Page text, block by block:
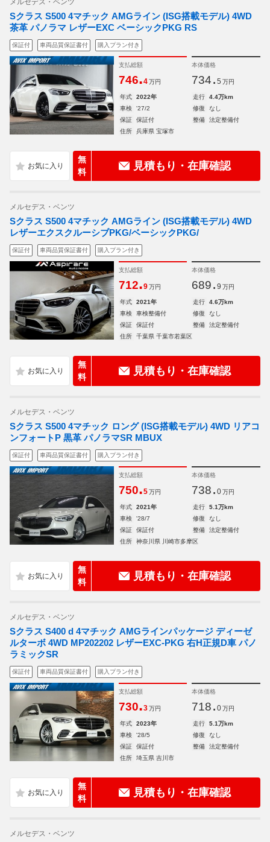
メルセデス・ベンツ
Sクラス S500 4マチック AMGライン (ISG搭載モデル) 4WD
茶革 パノラマ レザーEXC ベーシックPKG RS
保証付 車両品質保証書付 購入プラン付き
支払総額
746.4 万円
本体価格
734. 5 万円
年式 2022年 走行
4.4万km
車検
'27/2 修復
なし
保証
保証付 整備
法定整備付
住所
兵庫県 宝塚市
無
料
見積もり・在庫確認
メルセデス・ベンツ
Sクラス S500 4マチック AMGライン (ISG搭載モデル) 4WD
レザーエクスクルーシブPKG/ベーシックPKG/
保証付 車両品質保証書付 購入プラン付き
支払総額
712.9 万円
本体価格
689. 9 万円
年式 2021年 走行
4.6万km
車検
車検整備付 修復
なし
保証
保証付 整備
法定整備付
住所
千葉県 千葉市若葉区
無
料
見積もり・在庫確認
メルセデス・ベンツ
Sクラス S500 4マチック ロング (ISG搭載モデル) 4WD リアコ
ンフォートP 黒革 パノラマSR MBUX
保証付 車両品質保証書付 購入プラン付き
支払総額
750.5 万円
本体価格
738. 0 万円
年式 2021年 走行
5.1万km
車検
'28/7 修復
なし
保証
保証付 整備
法定整備付
住所
神奈川県 川崎市多摩区
無
料
見積もり・在庫確認
メルセデス・ベンツ
Sクラス S400 d 4マチック AMGラインパッケージ ディーゼ
ルターボ 4WD MP202202 レザーEXC-PKG 右H正規D車 パノ
ラミックSR
保証付 車両品質保証書付 購入プラン付き
支払総額
730.3 万円
本体価格
718. 0 万円
年式 2023年 走行
5.1万km
車検
'28/5 修復
なし
保証
保証付 整備
法定整備付
住所
埼玉県 吉川市
無
料
見積もり・在庫確認
メルセデス・ベンツ